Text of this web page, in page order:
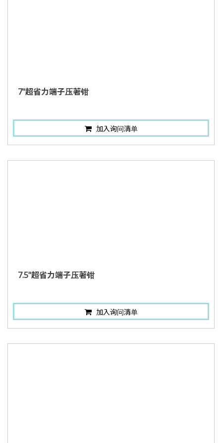
7"超省力端子压著钳
加入询问清单
7.5"超省力端子压著钳
加入询问清单